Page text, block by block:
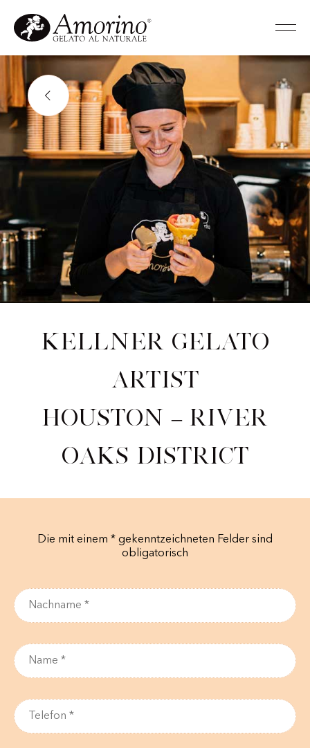
Kellner Gelato
Artist
Houston – River
Oaks District
Die mit einem * gekenntzeichneten Felder sind
obligatorisch